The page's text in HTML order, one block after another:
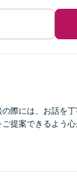
際には、お話を
提案できるよう